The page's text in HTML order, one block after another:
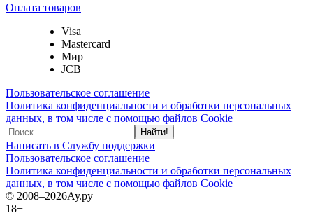
Оплата товаров
Visa
Mastercard
Мир
JCB
Пользовательское соглашение
Политика конфиденциальности и обработки персональных
данных, в том числе с помощью файлов Cookie
Найти!
Написать в Службу поддержки
Пользовательское соглашение
Политика конфиденциальности и обработки персональных
данных, в том числе с помощью файлов Cookie
© 2008–2026Ау.ру
18+